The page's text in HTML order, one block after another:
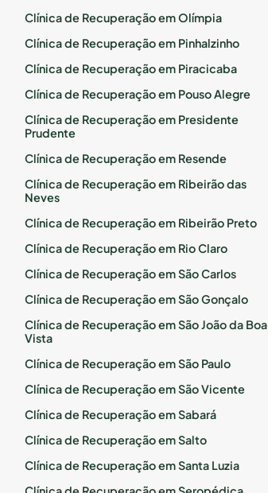
Clínica de Recuperação em Olímpia
Clínica de Recuperação em Pinhalzinho
Clínica de Recuperação em Piracicaba
Clínica de Recuperação em Pouso Alegre
Clínica de Recuperação em Presidente
Prudente
Clínica de Recuperação em Resende
Clínica de Recuperação em Ribeirão das
Neves
Clínica de Recuperação em Ribeirão Preto
Clínica de Recuperação em Rio Claro
Clínica de Recuperação em São Carlos
Clínica de Recuperação em São Gonçalo
Clínica de Recuperação em São João da Boa
Vista
Clínica de Recuperação em São Paulo
Clínica de Recuperação em São Vicente
Clínica de Recuperação em Sabará
Clínica de Recuperação em Salto
Clínica de Recuperação em Santa Luzia